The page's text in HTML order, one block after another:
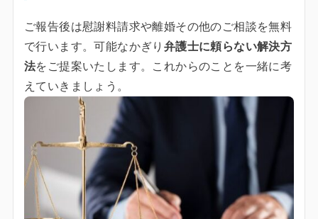
ご報告後は慰謝料請求や離婚その他のご相談を無料
で行います。可能なかぎり 弁護士に頼らない解決方
法をご提案いたします。これからのことを一緒に考
えていきましょう。